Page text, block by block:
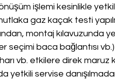
işlemi kesinlikle
gaz kaçak testi
montaj kılavuzunda
seçimi baca bağlantısı
vb. etkilere direk
yetkili servise